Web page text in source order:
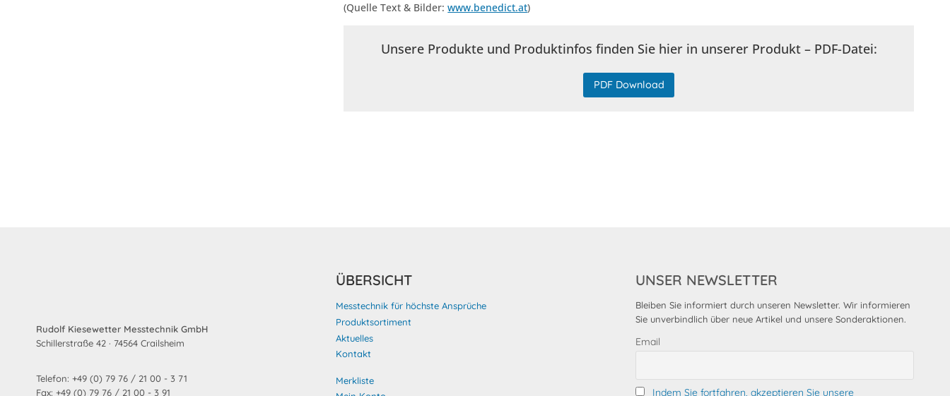
(Quelle Text & Bilder:www.benedict.at)
Unsere Produkte und Produktinfos finden Sie hier in unserer Produkt – PDF-Datei:
PDF Download
Rudolf Kiesewetter Messtechnik GmbH
Schillerstraße 42 · 74564 Crailsheim
Telefon: +49 (0) 79 76 / 21 00 - 3 71
Fax: +49 (0) 79 76 / 21 00 - 3 91
ÜBERSICHT
Messtechnik für höchste Ansprüche
Produktsortiment
Aktuelles
Kontakt
Merkliste
UNSER NEWSLETTER
Bleiben Sie informiert durch unseren Newsletter. Wir informieren
Sie unverbindlich über neue Artikel und unsere Sonderaktionen.
Email
Indem Sie fortfahren, akzeptieren Sie unsere